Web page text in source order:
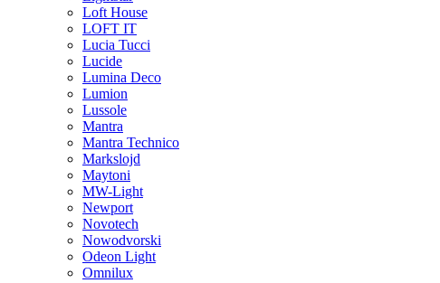
Loft House
LOFT IT
Lucia Tucci
Lucide
Lumina Deco
Lumion
Lussole
Mantra
Mantra Technico
Markslojd
Maytoni
MW-Light
Newport
Novotech
Nowodvorski
Odeon Light
Omnilux